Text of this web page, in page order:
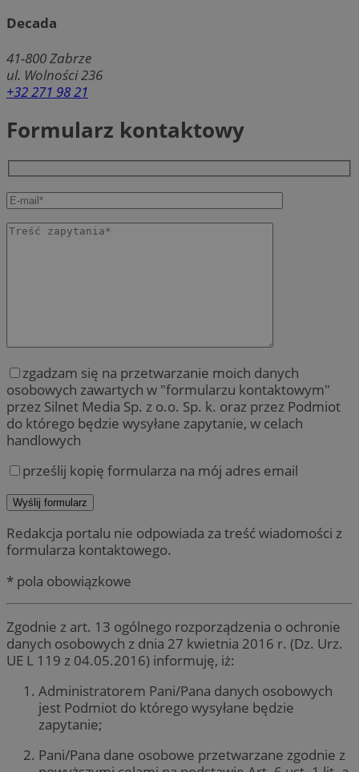
Decada
41-800Zabrze
ul. Wolności 236
+32 271 98 21
Formularz kontaktowy
zgadzam się na przetwarzanie moich danych
osobowych zawartych w "formularzu kontaktowym"
przez Silnet Media Sp. z o.o. Sp. k. oraz przez Podmiot
do którego będzie wysyłane zapytanie, w celach
handlowych
prześlij kopię formularza na mój adres email
Redakcja portalu nie odpowiada za treść wiadomości z
formularza kontaktowego.
* pola obowiązkowe
Zgodnie z art. 13 ogólnego rozporządzenia o ochronie
danych osobowych z dnia 27 kwietnia 2016 r. (Dz. Urz.
UE L 119 z 04.05.2016) informuję, iż:
Administratorem Pani/Pana danych osobowych
jest Podmiot do którego wysyłane będzie
zapytanie;
Pani/Pana dane osobowe przetwarzane zgodnie z